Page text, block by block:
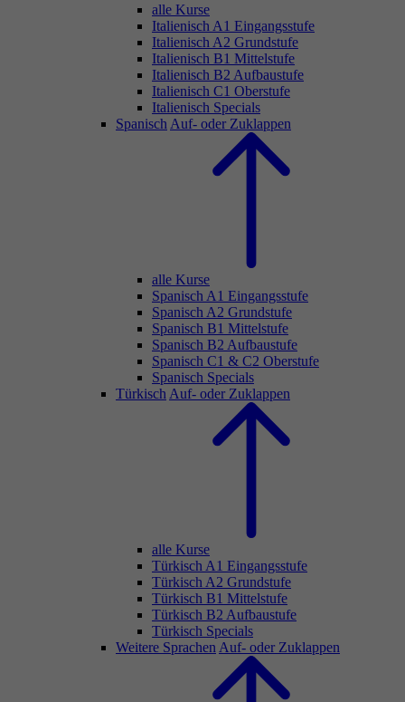
alle Kurse
Italienisch A1 Eingangsstufe
Italienisch A2 Grundstufe
Italienisch B1 Mittelstufe
Italienisch B2 Aufbaustufe
Italienisch C1 Oberstufe
Italienisch Specials
Spanisch Auf- oder Zuklappen
alle Kurse
Spanisch A1 Eingangsstufe
Spanisch A2 Grundstufe
Spanisch B1 Mittelstufe
Spanisch B2 Aufbaustufe
Spanisch C1 & C2 Oberstufe
Spanisch Specials
Türkisch Auf- oder Zuklappen
alle Kurse
Türkisch A1 Eingangsstufe
Türkisch A2 Grundstufe
Türkisch B1 Mittelstufe
Türkisch B2 Aufbaustufe
Türkisch Specials
Weitere Sprachen Auf- oder Zuklappen